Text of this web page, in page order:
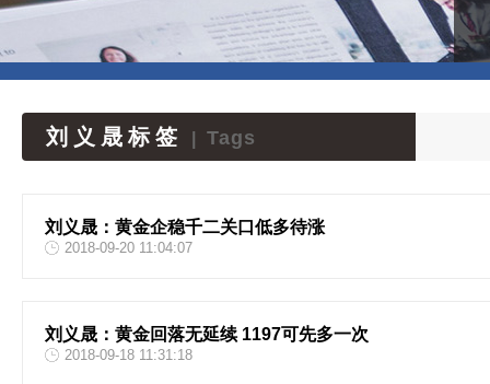
刘义晟标签 Tags
刘义晟：黄金企稳千二关口低多待涨
2018-09-20 11:04:07
刘义晟：黄金回落无延续 1197可先多一次
2018-09-18 11:31:18